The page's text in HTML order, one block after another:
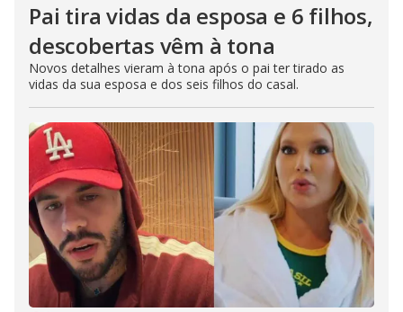
Pai tira vidas da esposa e 6 filhos,
descobertas vêm à tona
Novos detalhes vieram à tona após o pai ter tirado as
vidas da sua esposa e dos seis filhos do casal.